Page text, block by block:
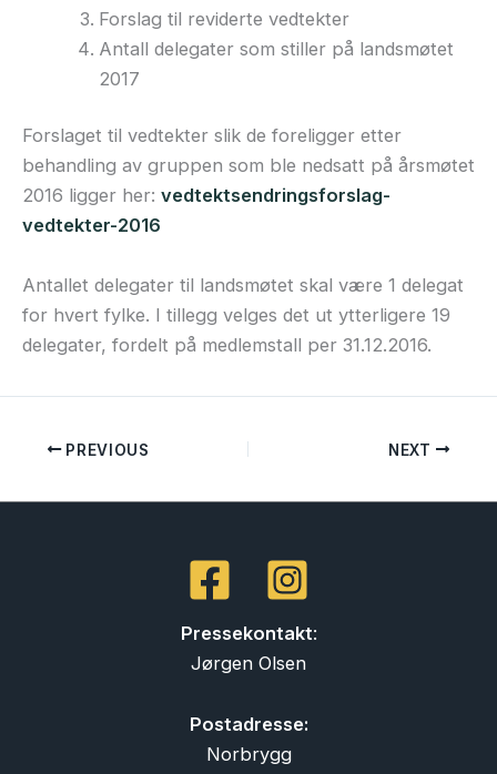
Forslag til reviderte vedtekter
Antall delegater som stiller på landsmøtet
2017
Forslaget til vedtekter slik de foreligger etter
behandling av gruppen som ble nedsatt på årsmøtet
2016 ligger her: vedtektsendringsforslag-
vedtekter-2016
Antallet delegater til landsmøtet skal være 1 delegat
for hvert fylke. I tillegg velges det ut ytterligere 19
delegater, fordelt på medlemstall per 31.12.2016.
PREVIOUS NEXT
Pressekontakt:
Jørgen Olsen
Postadresse:
Norbrygg